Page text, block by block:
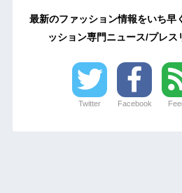
最新のファッション情報をいち早
ッション専門ニュース/プレス
Twitter Facebook